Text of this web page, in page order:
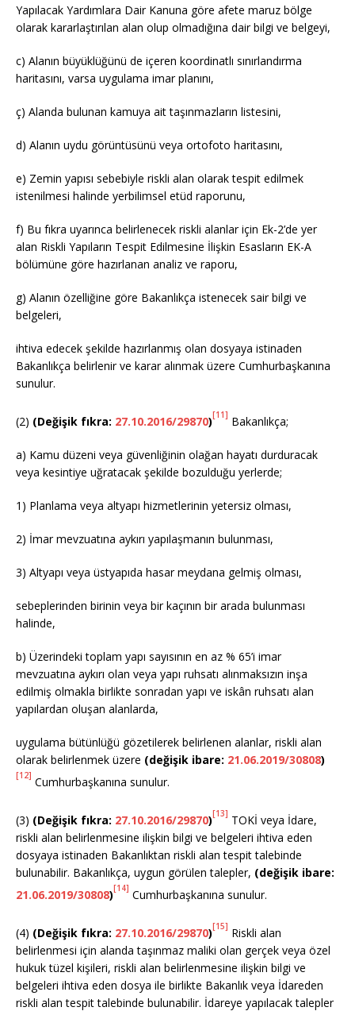
Yapılacak Yardımlara Dair Kanuna göre afete maruz bölge
olarak kararlaştırılan alan olup olmadığına dair bilgi ve belgeyi,
c) Alanın büyüklüğünü de içeren koordinatlı sınırlandırma
haritasını, varsa uygulama imar planını,
ç) Alanda bulunan kamuya ait taşınmazların listesini,
d) Alanın uydu görüntüsünü veya ortofoto haritasını,
e) Zemin yapısı sebebiyle riskli alan olarak tespit edilmek
istenilmesi halinde yerbilimsel etüd raporunu,
f) Bu fıkra uyarınca belirlenecek riskli alanlar için Ek-2’de yer
alan Riskli Yapıların Tespit Edilmesine İlişkin Esasların EK-A
bölümüne göre hazırlanan analiz ve raporu,
g) Alanın özelliğine göre Bakanlıkça istenecek sair bilgi ve
belgeleri,
ihtiva edecek şekilde hazırlanmış olan dosyaya istinaden
Bakanlıkça belirlenir ve karar alınmak üzere Cumhurbaşkanına
sunulur.
(2) (Değişik fıkra: 27.10.2016/29870)[11] Bakanlıkça;
a) Kamu düzeni veya güvenliğinin olağan hayatı durduracak
veya kesintiye uğratacak şekilde bozulduğu yerlerde;
1) Planlama veya altyapı hizmetlerinin yetersiz olması,
2) İmar mevzuatına aykırı yapılaşmanın bulunması,
3) Altyapı veya üstyapıda hasar meydana gelmiş olması,
sebeplerinden birinin veya bir kaçının bir arada bulunması
halinde,
b) Üzerindeki toplam yapı sayısının en az % 65’i imar
mevzuatına aykırı olan veya yapı ruhsatı alınmaksızın inşa
edilmiş olmakla birlikte sonradan yapı ve iskân ruhsatı alan
yapılardan oluşan alanlarda,
uygulama bütünlüğü gözetilerek belirlenen alanlar, riskli alan
olarak belirlenmek üzere (değişik ibare: 21.06.2019/30808)
[12] Cumhurbaşkanına sunulur.
(3) (Değişik fıkra: 27.10.2016/29870)[13] TOKİ veya İdare,
riskli alan belirlenmesine ilişkin bilgi ve belgeleri ihtiva eden
dosyaya istinaden Bakanlıktan riskli alan tespit talebinde
bulunabilir. Bakanlıkça, uygun görülen talepler, (değişik ibare:
21.06.2019/30808)[14] Cumhurbaşkanına sunulur.
(4) (Değişik fıkra: 27.10.2016/29870)[15] Riskli alan
belirlenmesi için alanda taşınmaz maliki olan gerçek veya özel
hukuk tüzel kişileri, riskli alan belirlenmesine ilişkin bilgi ve
belgeleri ihtiva eden dosya ile birlikte Bakanlık veya İdareden
riskli alan tespit talebinde bulunabilir. İdareye yapılacak talepler